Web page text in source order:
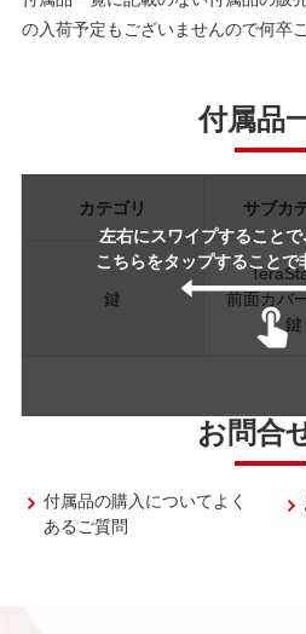
の入荷予定もございませんので何卒
付属品
左右にスワイプすることで
こちらをタップすることで
カテゴリ サブカ
鍵
前面カバ
鍵
お問合
付属品の購入についてよく
あるご質問